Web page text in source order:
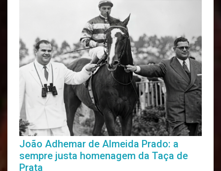
João Adhemar de Almeida Prado: a
sempre justa homenagem da Taça de
Prata